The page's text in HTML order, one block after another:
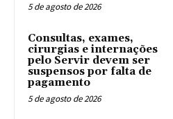
5 de agosto de 2026
Consultas, exames,
cirurgias e internações
pelo Servir devem ser
suspensos por falta de
pagamento
5 de agosto de 2026